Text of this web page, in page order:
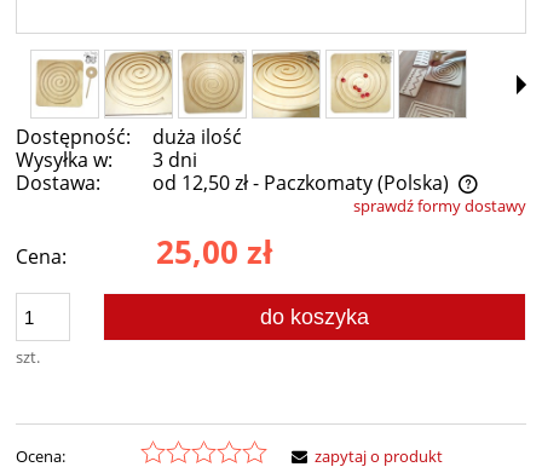
Dostępność:
duża ilość
Wysyłka w:
3 dni
Dostawa:
od 12,50 zł- Paczkomaty(Polska)
Cena nie zawiera ewentualnych kosztów płatnościsprawdź formy dostawy
Cena: 25,00 zł
szt.
do koszyka
Ocena:
zapytaj o produkt